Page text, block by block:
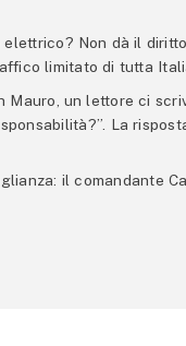
elettrico? Non dà il
limitato di tutta
Mauro, un lettore ci
La
il comandante